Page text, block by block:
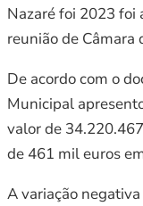
Nazaré foi 2023 foi
reunião de Câmara
De acordo com o
Municipal
valor de
de 461 mil euros
A variação